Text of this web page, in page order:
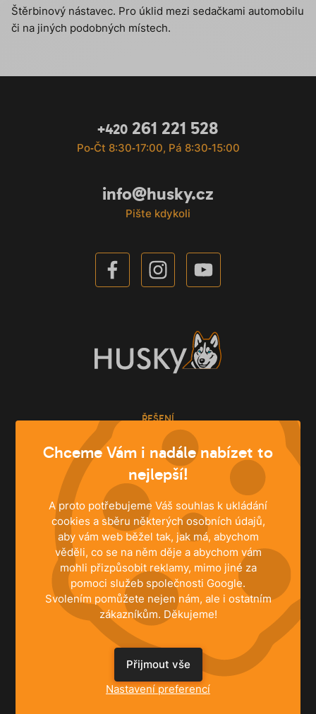
Štěrbinový nástavec. Pro úklid mezi sedačkami automobilu
či na jiných podobných místech.
+420 261 221 528
Po‐Čt 8:30‐17:00, Pá 8:30‐15:00
info@husky.cz
Pište kdykoli
ŘEŠENÍ
Rodinné domy
Byty
Komerční prostory
INFORMACE
Centrální vysavače
Ke stažení
Registrace záruky
Správa souhlasů
JSME TU PRO VÁS
NEWAG spol. s r.o.
Chceme Vám i nadále nabízet to
nejlepší!
A proto potřebujeme Váš souhlas k ukládání
cookies a sběru některých osobních údajů,
aby vám web běžel tak, jak má, abychom
věděli, co se na něm děje a abychom vám
mohli přizpůsobit reklamy, mimo jiné za
pomoci služeb společnosti Google.
Svolením pomůžete nejen nám, ale i ostatním
zákazníkům. Děkujeme!
Nastavení preferencí
Přijmout vše